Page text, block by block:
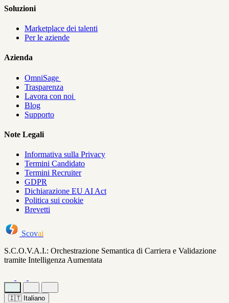
Soluzioni
Marketplace dei talenti
Per le aziende
Azienda
OmniSage
Trasparenza
Lavora con noi
Blog
Supporto
Note Legali
Informativa sulla Privacy
Termini Candidato
Termini Recruiter
GDPR
Dichiarazione EU AI Act
Politica sui cookie
Brevetti
Scovai
S.C.O.V.A.I.: Orchestrazione Semantica di Carriera e Validazione
tramite Intelligenza Aumentata
🇮🇹 Italiano